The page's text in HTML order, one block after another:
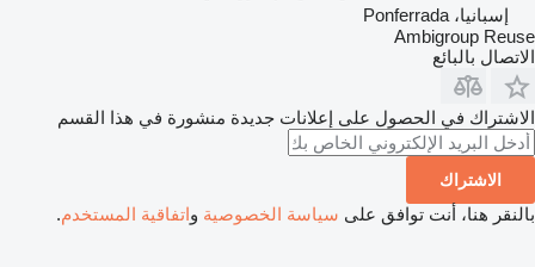
إسبانيا، Ponferrada
Ambigroup Reuse
الاتصال بالبائع
الاشتراك في الحصول على إعلانات جديدة منشورة في هذا القسم
الاشتراك
بالنقر هنا، أنت توافق على سياسة الخصوصية واتفاقية المستخدم.